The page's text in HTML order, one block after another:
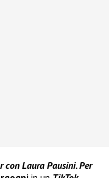
con Laura Pausini. Per